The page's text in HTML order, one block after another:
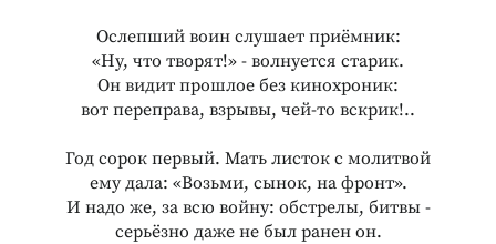
Ослепший воин слушает приёмник:
«Ну, что творят!» - волнуется старик.
Он видит прошлое без кинохроник:
вот переправа, взрывы, чей-то вскрик!..
Год сорок первый. Мать листок с молитвой
ему дала: «Возьми, сынок, на фронт».
И надо же, за всю войну: обстрелы, битвы -
серьёзно даже не был ранен он.